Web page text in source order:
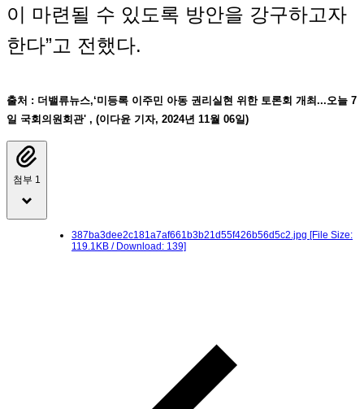
이 마련될 수 있도록 방안을 강구하고자
한다”고 전했다.
출처 : 더밸류뉴스,‘미등록 이주민 아동 권리실현 위한 토론회 개최...오늘 7
일 국회의원회관' , (이다윤 기자, 2024년 11월 06일)
첨부 1
387ba3dee2c181a7af661b3b21d55f426b56d5c2.jpg [File Size:
119.1KB / Download: 139]